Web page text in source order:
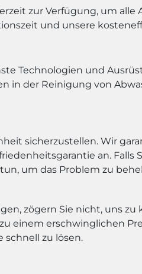
zur Verfügung, um
und unsere
Technologien und
in der Reinigung von
sicherzustellen. Wir
an.
um das Problem zu
zögern Sie nicht, uns
einem erschwinglichen
zu lösen.